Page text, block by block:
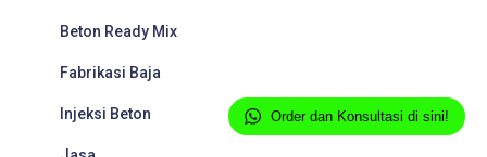
Beton Ready Mix
Fabrikasi Baja
Injeksi Beton Order dan Konsultasi di sini!